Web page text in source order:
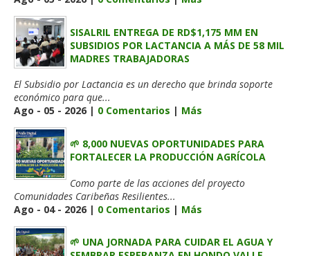
SISALRIL ENTREGA DE RD$1,175 MM EN
SUBSIDIOS POR LACTANCIA A MÁS DE 58 MIL
MADRES TRABAJADORAS
El Subsidio por Lactancia es un derecho que brinda soporte
económico para que...
Ago - 05 - 2026 | 0 Comentarios | Más
🌱 8,000 NUEVAS OPORTUNIDADES PARA
FORTALECER LA PRODUCCIÓN AGRÍCOLA
Como parte de las acciones del proyecto
Comunidades Caribeñas Resilientes...
Ago - 04 - 2026 | 0 Comentarios | Más
🌱 UNA JORNADA PARA CUIDAR EL AGUA Y